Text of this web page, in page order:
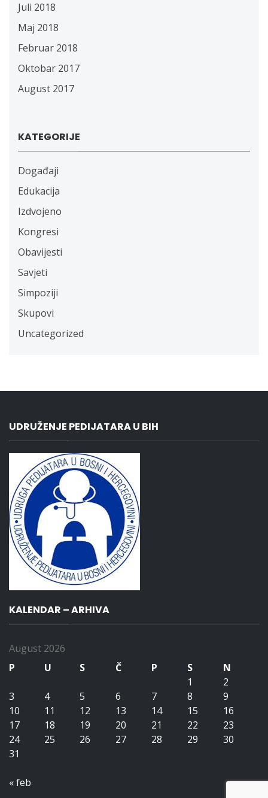
Juli 2018
Maj 2018
Februar 2018
Oktobar 2017
August 2017
KATEGORIJE
Događaji
Edukacija
Izdvojeno
Kongresi
Obavijesti
Savjeti
Simpoziji
Skupovi
Uncategorized
UDRUŽENJE PEDIJATARA U BIH
KALENDAR – ARHIVA
August 2026
P
U S Č P S
N
1
2
3
4 5 6 7 8
9
10
11 12 13 14 15
16
17
18 19 20 21 22
23
24
25 26 27 28 29
30
31
« feb